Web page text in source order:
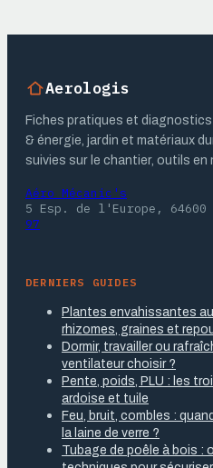
Aerologis
Fiches pratiques et
& énergie, jardin et matériaux
suivies sur le chantier, outils en
Aéro Mécanic's
5 Esp. de l'Europe, 64600
97
DERNIERS GUIDES
Plantes envahissantes
rhizomes, graines et
Dormir, travailler ou
ventilateur choisir ?
Pente, poids, PLU : les
ardoise et tuile
Feu, bruit, combles :
la laine de verre ?
Tubage de poêle à bois :